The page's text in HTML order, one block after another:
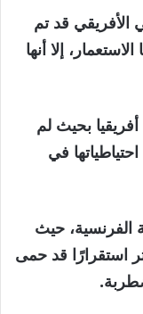
الأفريقي قد تم
إلا أنها
أفريقيا بحيث لم
في
الفرنسية، حيث
استقرارًا قد حمى